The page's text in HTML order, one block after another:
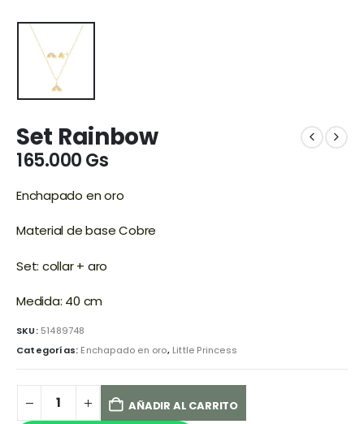
Set Rainbow
165.000Gs
Enchapado en oro
Material de base Cobre
Set: collar + aro
Medida: 40 cm
SKU: 51489748
Categorías: Enchapado en oro, Little Princess
AÑADIR AL CARRITO